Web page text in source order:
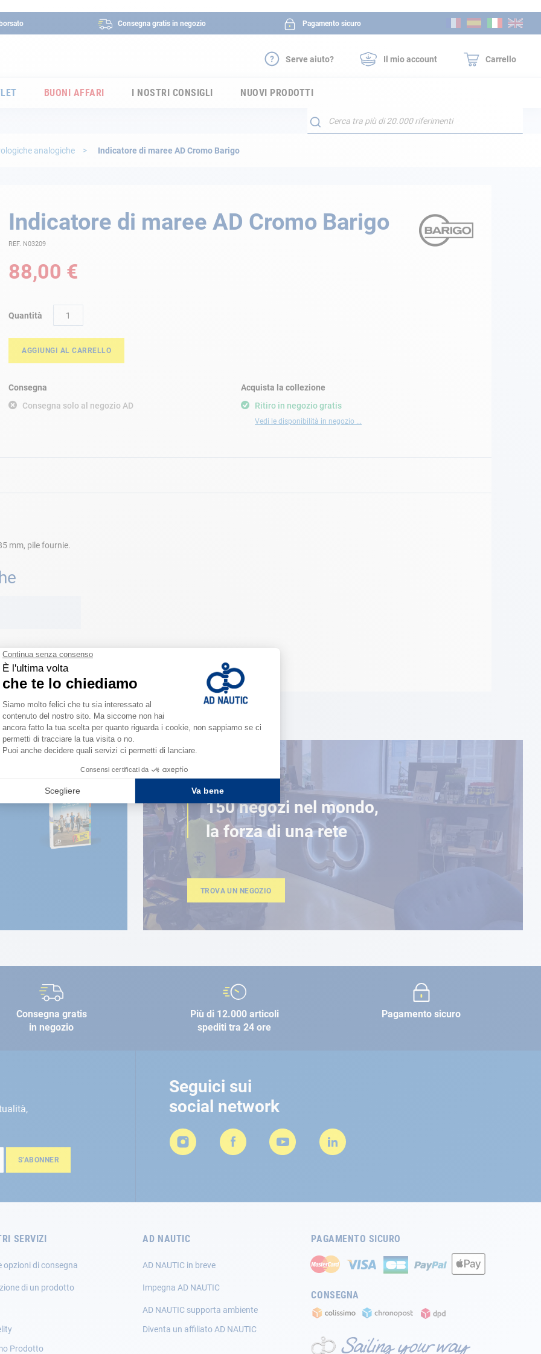
Consegna gratis in negozio Pagamento sicuro
al
Serve aiuto? Il mio account Carrello
BUONI AFFARI I NOSTRI CONSIGLI NUOVI PRODOTTI
Search
analogiche Indicatore di maree AD Cromo Barigo
Indicatore di maree AD Cromo Barigo
REF. N03209
88,00 €
Quantità
AGGIUNGI AL CARRELLO
Consegna
Consegna solo al negozio AD
Ritiro in negozio gratis
Vedi le disponibilità in negozio ...
Acquista la collezione
mm, pile fournie.
150 negozi nel mondo,
la forza di una rete
TROVA UN NEGOZIO
Consegna gratis
in negozio
Più di 12.000 articoli
spediti tra 24 ore
Pagamento sicuro
S’ABONNER
Seguici sui
social network
SERVIZI
opzioni di consegna
di un prodotto
Prodotto
AD NAUTIC
AD NAUTIC in breve
Impegna AD NAUTIC
AD NAUTIC supporta ambiente
Diventa un affiliato AD NAUTIC
PAGAMENTO SICURO
CONSEGNA